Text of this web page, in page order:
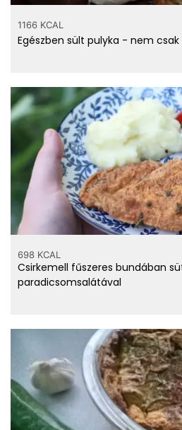
1166 KCAL
Egészben sült pulyka - nem
698 KCAL
Csirkemell fűszeres bundában
paradicsomsalátával